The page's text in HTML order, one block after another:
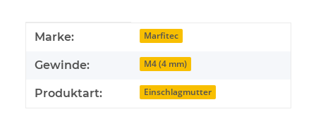
Produkteigenschaft
Wert
Marke: Marfitec
Gewinde: M4 (4 mm)
Produktart: Einschlagmutter